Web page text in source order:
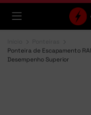
Ponteira de Escapamento
Desempenho Superior